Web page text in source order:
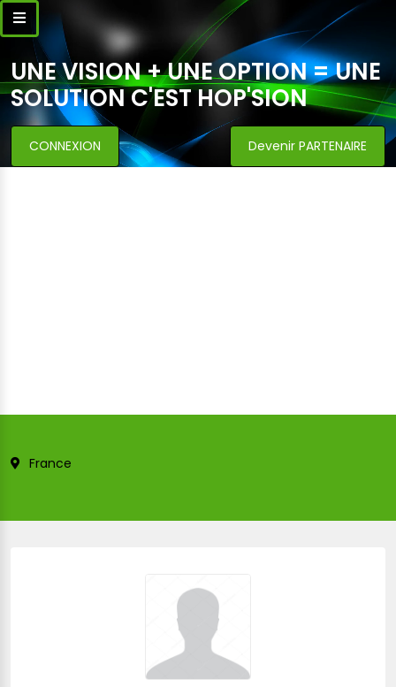
UNE VISION + UNE OPTION = UNE
SOLUTION C'EST HOP'SION
CONNEXION Devenir PARTENAIRE
France